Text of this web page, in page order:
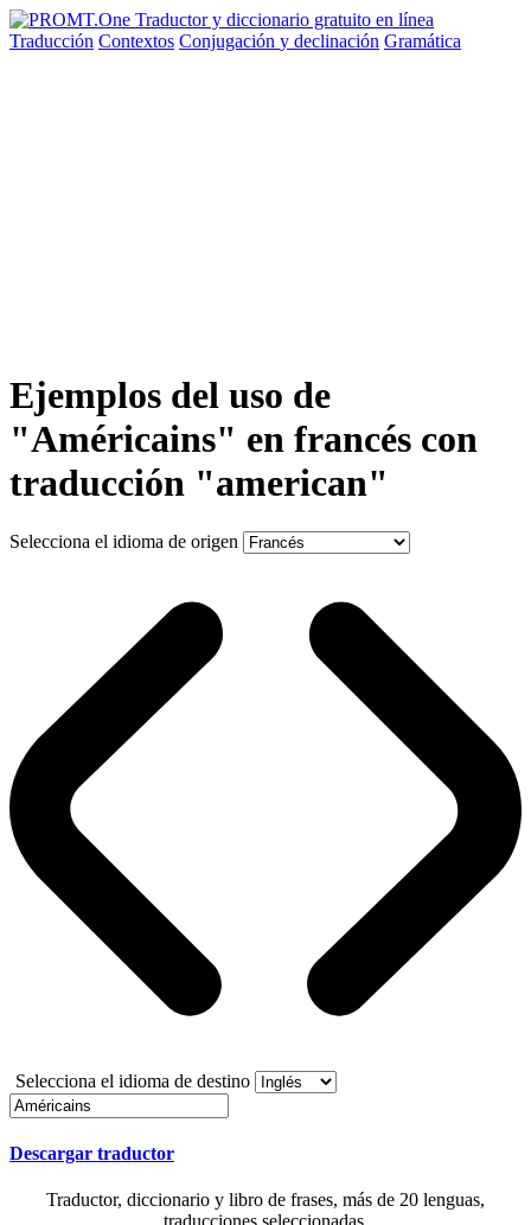
Traducción Contextos Conjugación y declinación Gramática
Ejemplos del uso de
"Américains" en francés con
traducción "american"
Selecciona el idioma de origen
Selecciona el idioma de destino
Descargar traductor
Traductor, diccionario y libro de frases, más de 20 lenguas,